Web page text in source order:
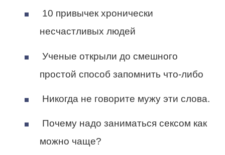
10 привычек хронически
несчастливых людей
Ученые открыли до смешного
простой способ запомнить что-либо
Никогда не говорите мужу эти слова.
Почему надо заниматься сексом как
можно чаще?